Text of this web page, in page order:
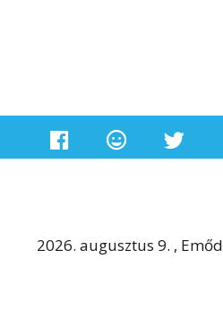
2026. augusztus 9. , Emőd